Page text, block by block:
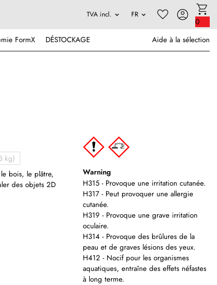
0
FormX
DÉSTOCKAGE Aide à la sélection
kg)
bois, le plâtre,
des objets 2D
Warning
H315 - Provoque une irritation cutanée.
H317 - Peut provoquer une allergie
cutanée.
H319 - Provoque une grave irritation
oculaire.
H314 - Provoque des brûlures de la
peau et de graves lésions des yeux.
H412 - Nocif pour les organismes
aquatiques, entraîne des effets néfastes
à long terme.